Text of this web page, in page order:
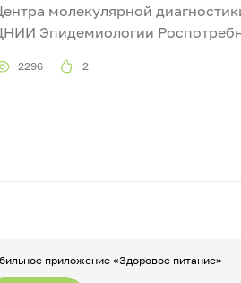
молекулярной
Эпидемиологии
2296 2
приложение «Здоровое питание»